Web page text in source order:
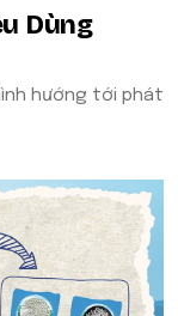
Dùng
hướng tới phát